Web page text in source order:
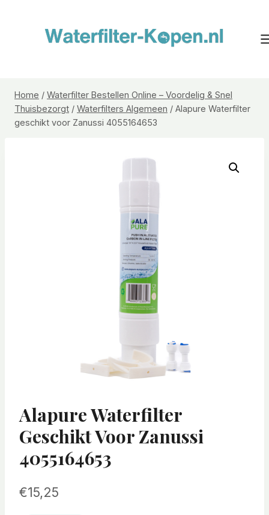
Home / Waterfilter Bestellen Online – Voordelig & Snel
Thuisbezorgt / Waterfilters Algemeen / Alapure Waterfilter
geschikt voor Zanussi 4055164653
Alapure Waterfilter
Geschikt Voor Zanussi
4055164653
€15,25